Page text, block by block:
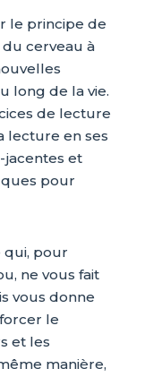
le principe de
cerveau à
long de la vie.
de lecture
lecture en ses
jacentes et
pour
qui, pour
ne vous fait
vous donne
le
et les
manière,